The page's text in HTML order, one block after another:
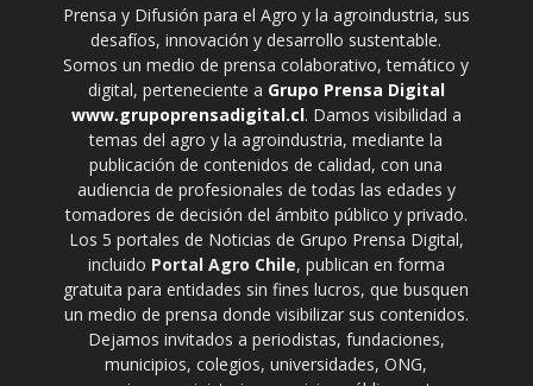
Prensa y Difusión para el Agro y la agroindustria, sus
desafíos, innovación y desarrollo sustentable.
Somos un medio de prensa colaborativo, temático y
digital, perteneciente a Grupo Prensa Digital
www.grupoprensadigital.cl. Damos visibilidad a
temas del agro y la agroindustria, mediante la
publicación de contenidos de calidad, con una
audiencia de profesionales de todas las edades y
tomadores de decisión del ámbito público y privado.
Los 5 portales de Noticias de Grupo Prensa Digital,
incluido Portal Agro Chile, publican en forma
gratuita para entidades sin fines lucros, que busquen
un medio de prensa donde visibilizar sus contenidos.
Dejamos invitados a periodistas, fundaciones,
municipios, colegios, universidades, ONG,